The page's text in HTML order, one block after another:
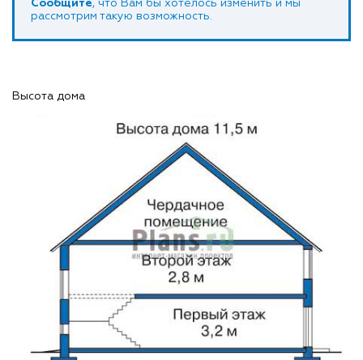
Сообщите, что Вам бы хотелось изменить и мы
рассмотрим такую возможность.
Высота дома